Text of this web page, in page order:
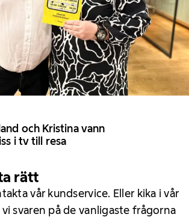
och Kristina vann
i tv till resa
rätt
vår kundservice. Eller kika i vår
vi svaren på de vanligaste frågorna